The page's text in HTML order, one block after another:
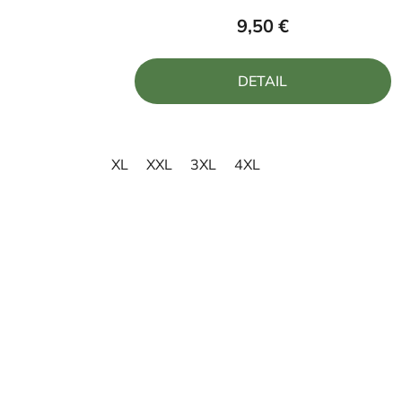
produktu
z
9,50 €
DETAIL
XL XXL 3XL 4XL